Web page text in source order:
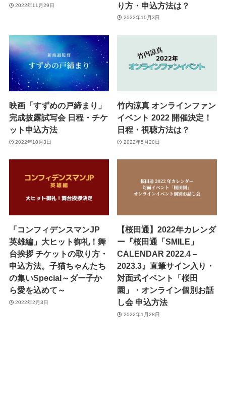
2022年11月29日
り方・申込方法は？
2022年10月3日
映画「すずめの戸締まり」
完成披露試写会 日程・チケ
ット申込方法
2022年10月3日
竹内涼真 オンラインファン
イベント 2022 開催決定！
日程・視聴方法は？
2022年5月20日
「コンフィデンスマンJP
英雄編」大ヒット御礼！舞
台挨拶 チケットの取り方・
申込方法。子猫ちゃんたち
の集いSpecial～ダー子か
ら愛を込めて～
2022年2月3日
【桜田通】2022年カレンダ
ー『桜田通「SMILE」
CALENDAR 2022.4 –
2023.3』直筆サイン入り・
対面式イベント「桜田
園」・オンライン個別お話
し会 申込方法
2022年1月28日